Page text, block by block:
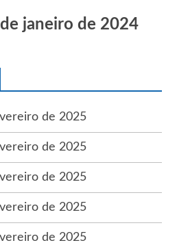
janeiro de 2024
de 2025
de 2025
de 2025
de 2025
de 2025